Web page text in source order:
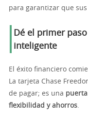
para garantizar que sus
Dé el primer
inteligente
El éxito financiero
La tarjeta Chase
de pagar; es una
flexibilidad y ahorros